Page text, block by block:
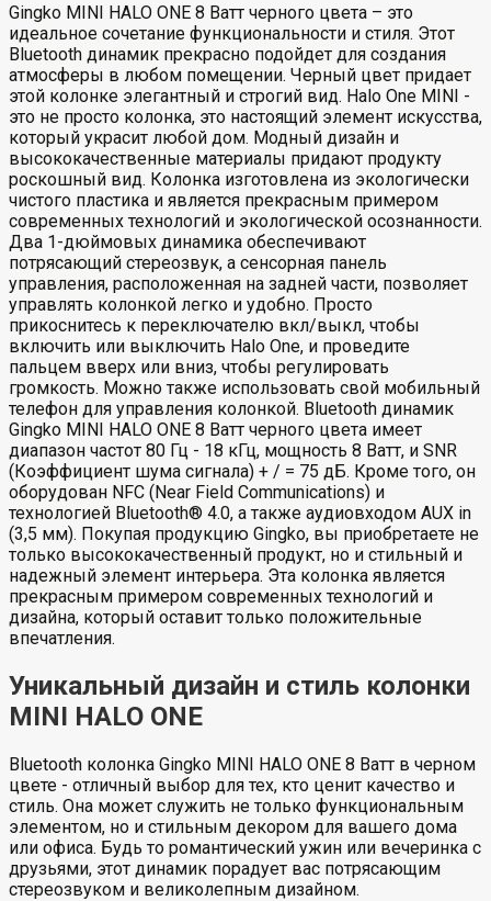
Gingko MINI HALO ONE 8 Ватт черного цвета – это
идеальное сочетание функциональности и стиля. Этот
Bluetooth динамик прекрасно подойдет для создания
атмосферы в любом помещении. Черный цвет придает
этой колонке элегантный и строгий вид. Halo One MINI -
это не просто колонка, это настоящий элемент искусства,
который украсит любой дом. Модный дизайн и
высококачественные материалы придают продукту
роскошный вид. Колонка изготовлена из экологически
чистого пластика и является прекрасным примером
современных технологий и экологической осознанности.
Два 1-дюймовых динамика обеспечивают
потрясающий стереозвук, а сенсорная панель
управления, расположенная на задней части, позволяет
управлять колонкой легко и удобно. Просто
прикоснитесь к переключателю вкл/выкл, чтобы
включить или выключить Halo One, и проведите
пальцем вверх или вниз, чтобы регулировать
громкость. Можно также использовать свой мобильный
телефон для управления колонкой. Bluetooth динамик
Gingko MINI HALO ONE 8 Ватт черного цвета имеет
диапазон частот 80 Гц - 18 кГц, мощность 8 Ватт, и SNR
(Коэффициент шума сигнала) + / = 75 дБ. Кроме того, он
оборудован NFC (Near Field Communications) и
технологией Bluetooth® 4.0, а также аудиовходом AUX in
(3,5 мм). Покупая продукцию Gingko, вы приобретаете не
только высококачественный продукт, но и стильный и
надежный элемент интерьера. Эта колонка является
прекрасным примером современных технологий и
дизайна, который оставит только положительные
впечатления.
Уникальный дизайн и стиль колонки
MINI HALO ONE
Bluetooth колонка Gingko MINI HALO ONE 8 Ватт в черном
цвете - отличный выбор для тех, кто ценит качество и
стиль. Она может служить не только функциональным
элементом, но и стильным декором для вашего дома
или офиса. Будь то романтический ужин или вечеринка с
друзьями, этот динамик порадует вас потрясающим
стереозвуком и великолепным дизайном.